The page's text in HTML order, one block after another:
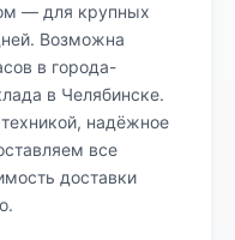
— для крупных
Возможна
в города-
в Челябинске.
надёжное
все
доставки